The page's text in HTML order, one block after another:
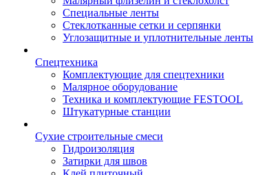
Специальные ленты
Стеклотканные сетки и серпянки
Углозащитные и уплотнительные ленты
Спецтехника
Комплектующие для спецтехники
Малярное оборудование
Техника и комплектующие FESTOOL
Штукатурные станции
Сухие строительные смеси
Гидроизоляция
Затирки для швов